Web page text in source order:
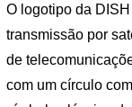
O logotipo da
transmissão por
de
com um círculo